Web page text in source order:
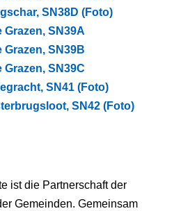
SN38D (Foto)
Grazen, SN39A
Grazen, SN39B
SN39C
SN41 (Foto)
SN42 (Foto)
ist die Partnerschaft der
Gemeinden. Gemeinsam